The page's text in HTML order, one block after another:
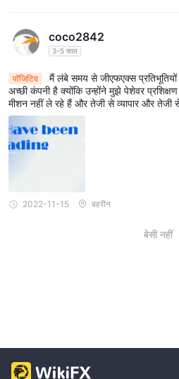
coco2842
3-5 साल
पॉजिटिव
मैं लंबे समय से जीएफएक्स
अच्छी कंपनी है क्योंकि उन्होंने मुझे पेशेवर
मीशन नहीं ले रहे हैं और तेजी से व्यापार और तेजी
2022-11-15 बहरीन
बेसी नहीं